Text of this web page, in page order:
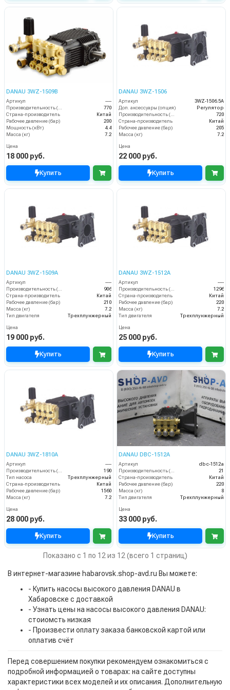
DANAU 3WZ-1509B
Артикул
----
770
Страна-производитель
Китай
Рабочее давление (бар)
200
Мощность (кВт)
4.4
Масса (кг)
7.2
Цена
18 000 руб.
Купить
DANAU 3WZ-1506
Артикул
3WZ-1506.5A
Доп. аксессуары (опция)
Регулятор
720
Страна-производитель
Китай
Рабочее давление (бар)
205
Масса (кг)
7.2
Цена
22 000 руб.
Купить
DANAU 3WZ-1509A
Артикул
----
Производительность (л/ч)
906
Страна-производитель
Китай
Рабочее давление (бар)
210
Масса (кг)
7.2
Тип двигателя
Трехплунжерный
Цена
19 000 руб.
Купить
DANAU 3WZ-1512A
Артикул
----
Производительность (л/ч)
1296
Страна-производитель
Китай
Рабочее давление (бар)
220
Масса (кг)
7.2
Тип двигателя
Трехплунжерный
Цена
25 000 руб.
Купить
DANAU 3WZ-1810A
Артикул
----
Производительность (л/ч)
190
Тип насоса
Трехплунжерный
Страна-производитель
Китай
Рабочее давление (бар)
1560
Масса (кг)
7.2
Цена
28 000 руб.
Купить
DANAU DBC-1512A
Артикул
dbc-1512a
Производительность (л/мин)
21
Страна-производитель
Китай
Рабочее давление (бар)
220
Масса (кг)
8
Тип двигателя
Трехплунжерный
Цена
33 000 руб.
Купить
Показано с 1 по 12 из 12 (всего 1 страниц)
В интернет-магазине habarovsk.shop-avd.ru Вы можете:
- Купить насосы высокого давления DANAU в
Хабаровске с доставкой
- Узнать цены на насосы высокого давления DANAU:
стоиомсть низкая
- Произвести оплату заказа банковской картой или
оплатив счёт
Перед совершением покупки рекомендуем ознакомиться с
подробной информацией о товарах: на сайте доступны
характеристики всех моделей и их описания. Дополнительную